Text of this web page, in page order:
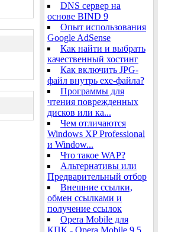
DNS сервер на
основе BIND 9
Опыт использования
Google AdSense
Как найти и выбрать
качественный хостинг
Как включить JPG-
файл внутрь exe-файла?
Программы для
чтения поврежденных
дисков или ка...
Чем отличаются
Windows XP Professional
и Window...
Что такое WAP?
Альтернативы или
Предварительный отбор
Внешние ссылки,
обмен ссылками и
получение ссылок
Opera Mobile для
КПК - Opera Mobile 9.5